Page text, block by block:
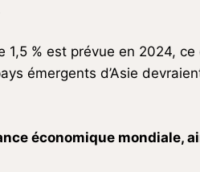
% est prévue en 2024,
émergents d’Asie
économique mondiale,